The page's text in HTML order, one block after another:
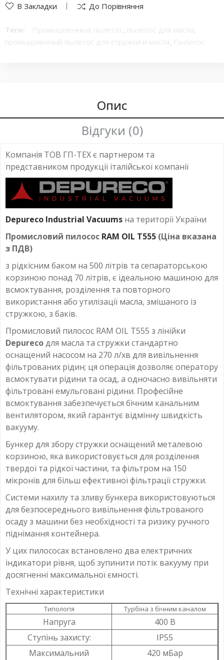
В Закладки До Порівняння
Теги: Промышленные пылесос , пылесос для масла,
промышленный пылесос для стружки и масла, Пылесос
Опис
Відгуки (0)
Компанія ТОВ ГП-ТЕХ є партнером та
представником продукції італійської компанії
Depureco Industrial Vacuums на території України
Промисловий пилосос RAM OIL T555 (Ціна вказана
з ПДВ)
з рідкісним баком на 500 літрів та сепараторською
корзиною понад 70 літрів, є ідеальною машиною для
всмоктування, розділення та повторного
використання або утилізації масла, змішаного із
стружкою, з баків.
Промисловий пилосос RAM OIL T555 з лінійки
Depurecoдля масла та стружки стандартно
оснащений насосом на 270 л/хв для вивільнення
фільтрованих рідин; ця операція дозволяє оператору
всмоктувати рідини та осад, а одночасно вивільняти
фільтровані емульговані рідини. Професійне
всмоктування забезпечується бічним канальним
вентилятором, який гарантує відмінну швидкість
вакууму.
Бункер для збору стружки оснащений металевою
корзиною, яка використовується для розділення
твердої та рідкої частини, та фільтром на 150
мікронів для більш ефективної фільтрації стружки.
Системи нахилу та зливу бункера використовуються
для безпосереднього вивільнення фільтрованого
осаду з машини без необхідності та ризику ручного
піднімання контейнера.
У цих пилососах встановлено два електричних
індикатори рівня, щоб зупинити потік вакууму при
досягненні максимальної ємності.
Технічні характеристики
Типологія Турбіна з бічним каналом
Напруга
400 В
Ступінь захисту:
IP55
Максимальний
420 мБар